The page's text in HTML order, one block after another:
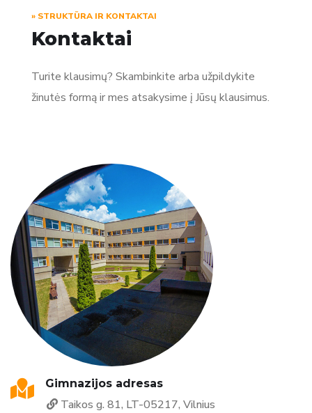
» STRUKTŪRA IR KONTAKTAI
Kontaktai
Turite klausimų? Skambinkite arba užpildykite
žinutės formą ir mes atsakysime į Jūsų klausimus.
Gimnazijos adresas
Taikos g. 81, LT-05217, Vilnius